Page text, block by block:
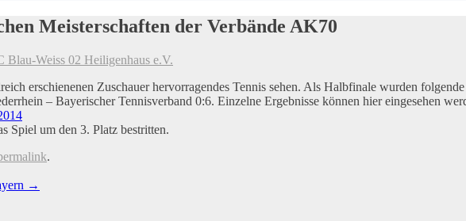
Meisterschaften der Verbände AK70
Blau-Weiss 02 Heiligenhaus e.V.
erschienenen Zuschauer hervorragendes Tennis sehen. Als Halbfinale wurden
– Bayerischer Tennisverband 0:6. Einzelne Ergebnisse können hier eingesehen
Spiel um den 3. Platz bestritten.
.
→